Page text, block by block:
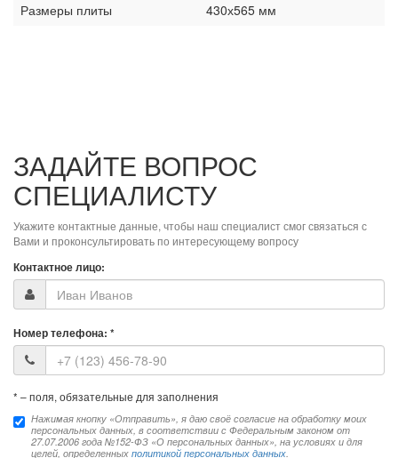
Размеры плиты
430х565 мм
ЗАДАЙТЕ ВОПРОС
СПЕЦИАЛИСТУ
Укажите контактные данные, чтобы наш специалист смог связаться с
Вами и проконсультировать по интересующему вопросу
Контактное лицо:
Номер телефона: *
* – поля, обязательные для заполнения
Нажимая кнопку «Отправить», я даю своё согласие на обработку моих
персональных данных, в соответствии с Федеральным законом от
27.07.2006 года №152-ФЗ «О персональных данных», на условиях и для
целей, определенных политикой персональных данных.